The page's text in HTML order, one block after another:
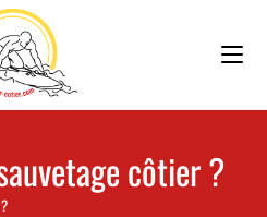
côtier ?